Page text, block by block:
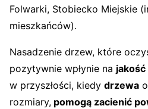
Folwarki, Stobiecko Miejskie
mieszkańców).
Nasadzenie drzew, które
pozytywnie wpłynie na
w przyszłości, kiedy drzewa
rozmiary, pomogą zacienić